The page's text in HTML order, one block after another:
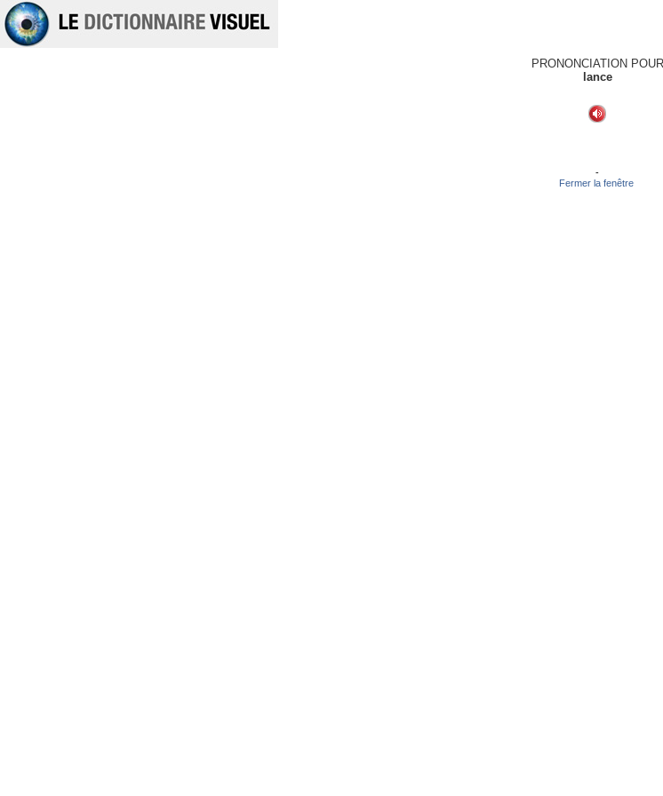
PRONONCIATION POUR
lance
-
Fermer la fenêtre